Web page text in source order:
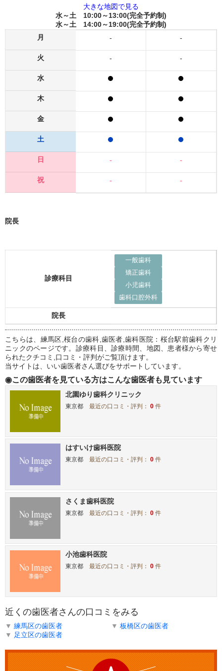
大きな地図で見る
水～土 10:00～13:00(完全予約制)
水～土 14:00～19:00(完全予約制)
月
火
水
木
金
土
日
祝
-
-
-
-
-
-
-
-
院長
診療科目
一般歯科
矯正歯科
小児歯科
歯科口腔外科
院長
こちらは、練馬区,桜台の歯科,歯医者,歯科医院：桜台駅前歯科クリ
ニックのページです。診療科目、診療時間、地図、患者様から寄せ
られたクチコミ,口コミ・評判がご覧頂けます。
当サイトは、いい歯医者さん選びをサポートしています。
◉この歯医者を見ている方はこんな歯医者も見ています
北園ゆり歯科クリニック
東京都 最近の口コミ・評判：0 件
はすいけ歯科医院
東京都 最近の口コミ・評判：0 件
さくま歯科医院
東京都 最近の口コミ・評判：0 件
小池歯科医院
東京都 最近の口コミ・評判：0 件
近くの歯医者さんの口コミをみる
▼ 練馬区の歯医者 ▼ 板橋区の歯医者
▼ 足立区の歯医者